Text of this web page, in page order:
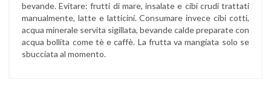
bevande. Evitare: frutti di mare, insalate e cibi crudi trattati
manualmente, latte e latticini. Consumare invece cibi cotti,
acqua minerale servita sigillata, bevande calde preparate con
acqua bollita come tè e caffè. La frutta va mangiata solo se
sbucciata al momento.